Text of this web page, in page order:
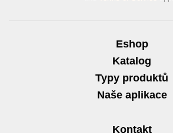
Eshop
Katalog
Typy produktů
Naše aplikace
Kontakt